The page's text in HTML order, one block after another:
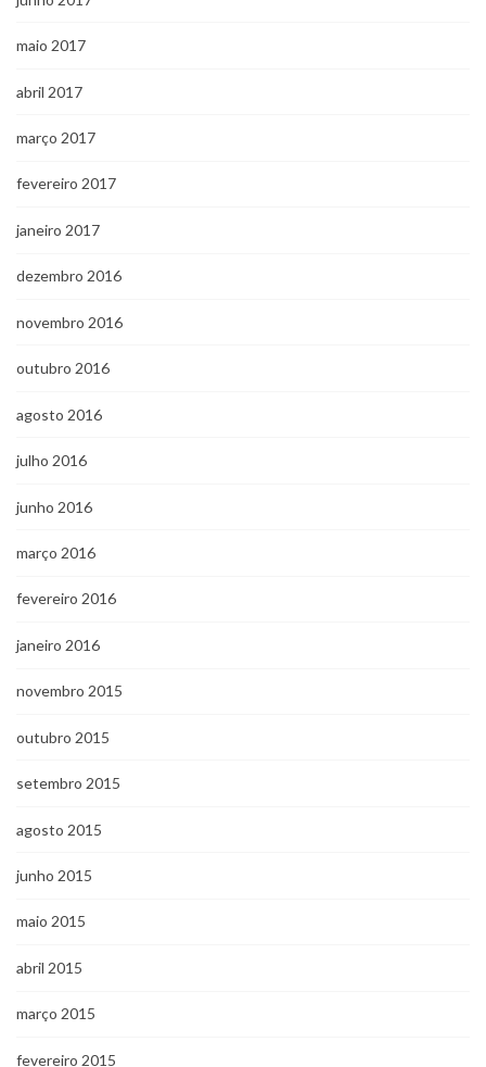
maio 2017
abril 2017
março 2017
fevereiro 2017
janeiro 2017
dezembro 2016
novembro 2016
outubro 2016
agosto 2016
julho 2016
junho 2016
março 2016
fevereiro 2016
janeiro 2016
novembro 2015
outubro 2015
setembro 2015
agosto 2015
junho 2015
maio 2015
abril 2015
março 2015
fevereiro 2015